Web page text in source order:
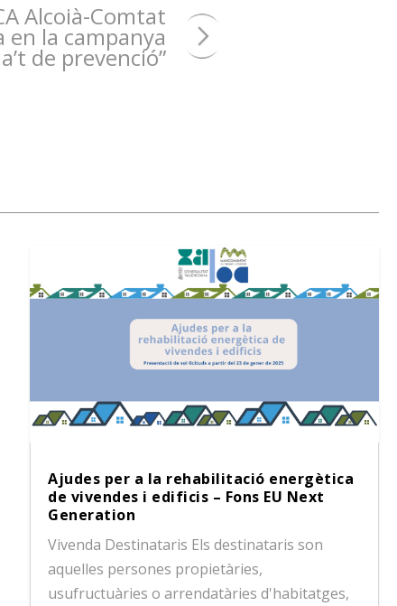
Alcoià-Comtat
en la campanya
de prevenció”
Ajudes per a la rehabilitació energètica
de vivendes i edificis – Fons EU Next
Generation
Vivenda Destinataris Els destinataris son
aquelles persones propietàries,
usufructuàries o arrendatàries d'habitatges,